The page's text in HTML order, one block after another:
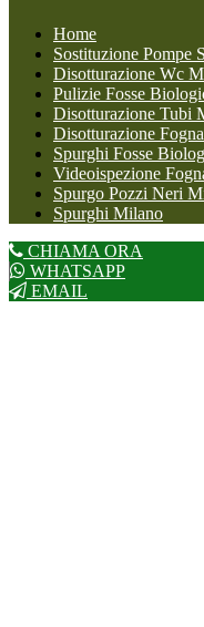
Home
Sostituzione Pompe
Disotturazione Wc
Pulizie Fosse
Disotturazione Tubi
Disotturazione
Spurghi Fosse
Videoispezione
Spurgo Pozzi Neri
Spurghi Milano
CHIAMA ORA
WHATSAPP
EMAIL